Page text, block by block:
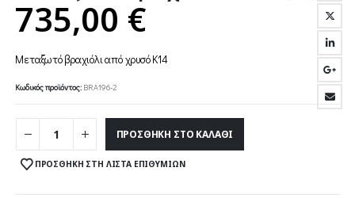
735,00 €
Μεταξωτό βραχιόλι από χρυσό Κ14
Κωδικός προϊόντος: BRA196-2
ΠΡΟΣΘΉΚΗ ΣΤΟ ΚΑΛΆΘΙ
ΠΡΟΣΘΉΚΗ ΣΤΗ ΛΊΣΤΑ ΕΠΙΘΥΜΙΏΝ